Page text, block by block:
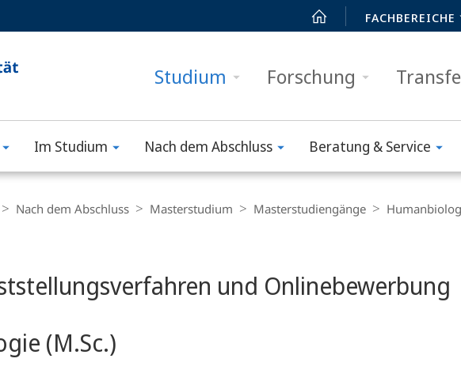
FACHBEREICHE
Studium Forschung
Im Studium Nach dem Abschluss Beratung & Service
Nach dem Abschluss Masterstudium Masterstudiengänge
und Onlinebewerbung
(M.Sc.)